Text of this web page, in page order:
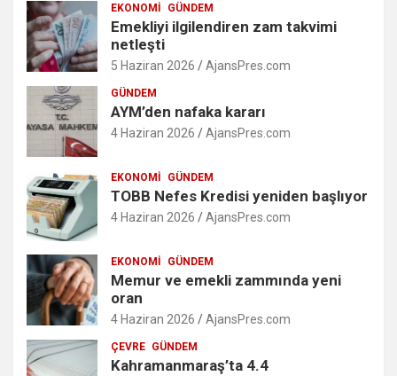
EKONOMI GÜNDEM
Emekliyi ilgilendiren zam takvimi
netleşti
5 Haziran 2026 AjansPres.com
GÜNDEM
AYM’den nafaka kararı
4 Haziran 2026 AjansPres.com
EKONOMI GÜNDEM
TOBB Nefes Kredisi yeniden başlıyor
4 Haziran 2026 AjansPres.com
EKONOMI GÜNDEM
Memur ve emekli zammında yeni
oran
4 Haziran 2026 AjansPres.com
ÇEVRE GÜNDEM
Kahramanmaraş’ta 4.4